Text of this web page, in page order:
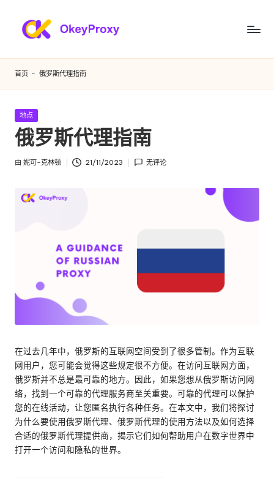
满
足
您
各
种
需
的
理
务
器
[
免
费
试
用
能
大
的
HTTP(S)/SOCKS5
住
宅
理，
代
代
理
设
置
教
程、
网
络
首页 - 俄罗斯代理指南
发
布
在
地点
俄罗斯代理指南
发
由 妮可-克林顿 21/11/2023 无评论
在过去几年中，俄罗斯的互联网空间受到了很多管制。作为互联
网用户，您可能会觉得这些规定很不方便。在访问互联网方面，
俄罗斯并不总是最可靠的地方。因此，如果您想从俄罗斯访问网
络，找到一个可靠的代理服务商至关重要。可靠的代理可以保护
您的在线活动，让您匿名执行各种任务。在本文中，我们将探讨
为什么要使用俄罗斯代理、俄罗斯代理的使用方法以及如何选择
合适的俄罗斯代理提供商，揭示它们如何帮助用户在数字世界中
打开一个访问和隐私的世界。